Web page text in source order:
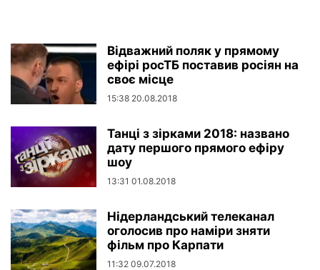
Відважний поляк у прямому
ефірі росТБ поставив росіян на
своє місце
15:38 20.08.2018
Танці з зірками 2018: названо
дату першого прямого ефіру
шоу
13:31 01.08.2018
Нідерландський телеканал
оголосив про наміри зняти
фільм про Карпати
11:32 09.07.2018